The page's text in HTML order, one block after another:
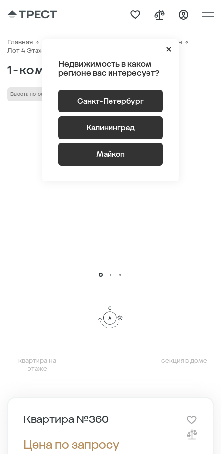
Недвижимость в каком
регионе вас интересует?
Санкт-Петербург
Калининград
Майкоп
Главная Квартиры
Генплан
Лот 4 Этаж 2
1-комнатная 36.5 м2
Высота потолка 2.75 м
квартира на
этаже
секция в доме
Квартира №360
Цена по запросу